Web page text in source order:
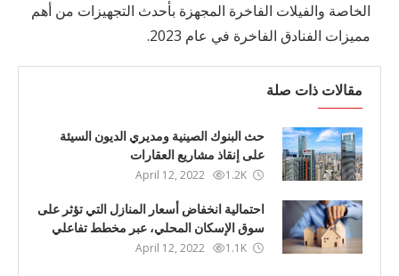
الخاصة والفيلات الفاخرة المجهزة بأحدث التجهيزات من أهم
مميزات الفنادق الفاخرة في عام 2023.
مقالات ذات صلة
حث البنوك الصينية ومديري الديون السيئة
على إنقاذ مشاريع العقارات
April 12, 2022 1.2K
احتمالية انخفاض أسعار المنازل التي تؤثر على
سوق الإسكان المحلي، عبر مخطط تفاعلي
April 12, 2022 1.1K